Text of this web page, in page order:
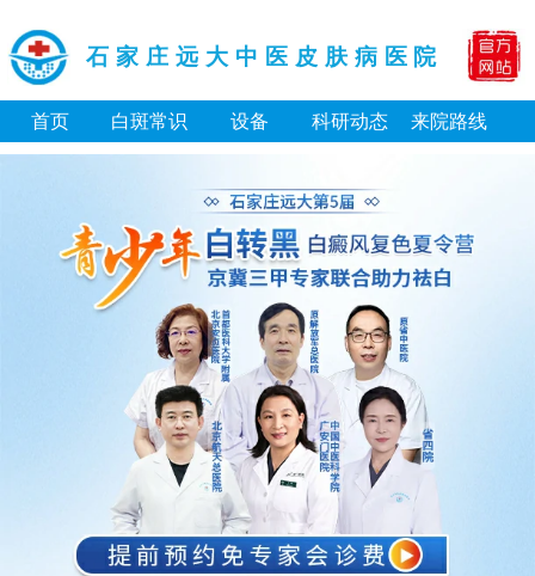
石家庄远大中医皮肤病医院
首页 白斑常识 设备 科研动态 来院路线